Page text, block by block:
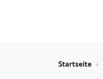
Startseite